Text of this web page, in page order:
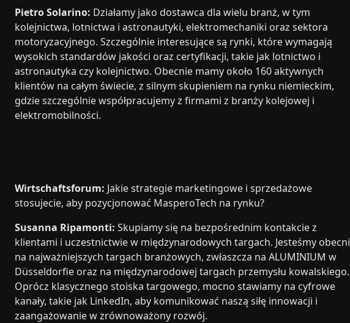
Pietro Solarino: Działamy jako dostawca dla wielu branż, w tym
kolejnictwa, lotnictwa i astronautyki, elektromechaniki oraz sektora
motoryzacyjnego. Szczególnie interesujące są rynki, które wymagają
wysokich standardów jakości oraz certyfikacji, takie jak lotnictwo i
astronautyka czy kolejnictwo. Obecnie mamy około 160 aktywnych
klientów na całym świecie, z silnym skupieniem na rynku niemieckim,
gdzie szczególnie współpracujemy z firmami z branży kolejowej i
elektromobilności.
Wirtschaftsforum: Jakie strategie marketingowe i sprzedażowe
stosujecie, aby pozycjonować MasperoTech na rynku?
Susanna Ripamonti: Skupiamy się na bezpośrednim kontakcie z
klientami i uczestnictwie w międzynarodowych targach. Jesteśmy obecni
na najważniejszych targach branżowych, zwłaszcza na ALUMINIUM w
Düsseldorfie oraz na międzynarodowej targach przemysłu kowalskiego.
Oprócz klasycznego stoiska targowego, mocno stawiamy na cyfrowe
kanały, takie jak LinkedIn, aby komunikować naszą siłę innowacji i
zaangażowanie w zrównoważony rozwój.